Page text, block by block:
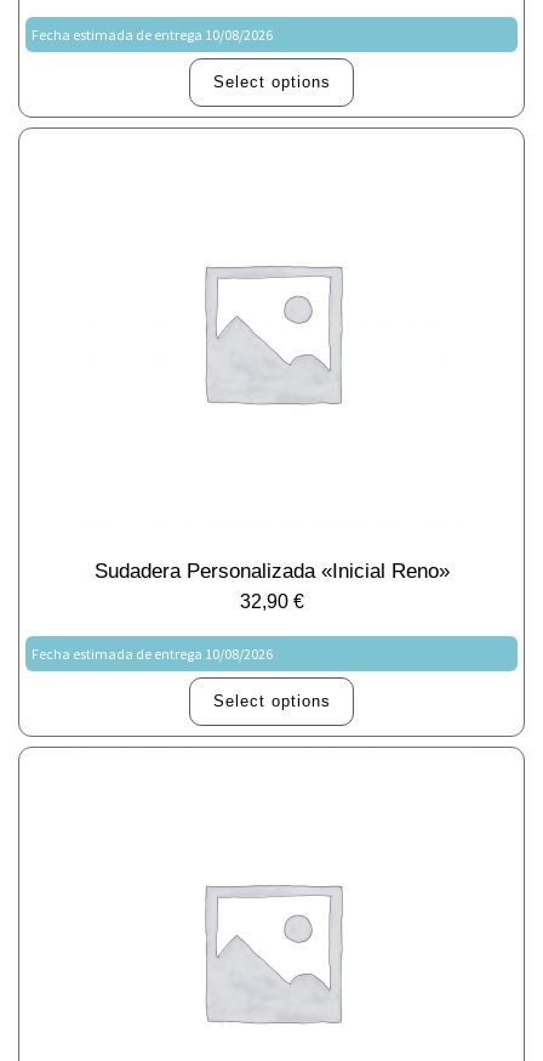
Fecha estimada de entrega 10/08/2026
Select options
Sudadera Personalizada «Inicial Reno»
32,90 €
Fecha estimada de entrega 10/08/2026
Select options